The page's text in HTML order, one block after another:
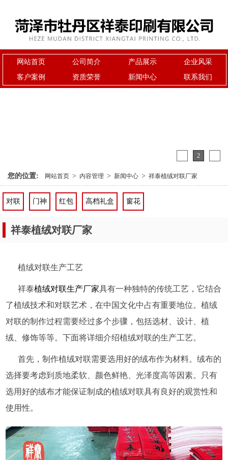
网站首页 公司简介 产品展示
企业风采
客户案例
资质荣誉 新闻中心 联系我们
2
您的位置: 网站首页 > 内容管理 > 新闻中心 > 祥泰植绒对联厂家
对联 门神 红包 高档礼盒 窗花
祥泰植绒对联厂家
植绒对联生产工艺
祥泰植绒对联生产厂家具有一种独特的传统工艺，它结合
了植绒技术和对联艺术，在中国文化中占有重要地位。植绒
对联的制作过程需要经过多个步骤，包括选材、设计、植
绒、修饰等等。下面将详细介绍植绒对联的生产工艺。
首先，制作植绒对联需要选用好的绒布作为材料。绒布的
选择要考虑到质地柔软、颜色鲜艳、光泽度高等因素。只有
选用好的绒布才能保证制成的植绒对联具有良好的观赏性和
使用性。